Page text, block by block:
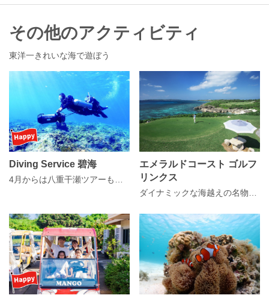
その他のアクティビティ
東洋一きれいな海で遊ぼう
Diving Service 碧海
エメラルドコースト ゴルフ
リンクス